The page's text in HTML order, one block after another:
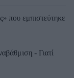
που εμπιστεύτηκε
- Γιατί